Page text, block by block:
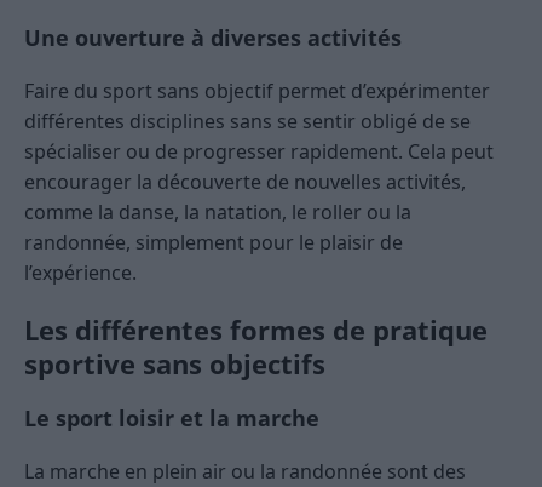
Une ouverture à diverses activités
Faire du sport sans objectif permet d’expérimenter
différentes disciplines sans se sentir obligé de se
spécialiser ou de progresser rapidement. Cela peut
encourager la découverte de nouvelles activités,
comme la danse, la natation, le roller ou la
randonnée, simplement pour le plaisir de
l’expérience.
Les différentes formes de pratique
sportive sans objectifs
Le sport loisir et la marche
La marche en plein air ou la randonnée sont des